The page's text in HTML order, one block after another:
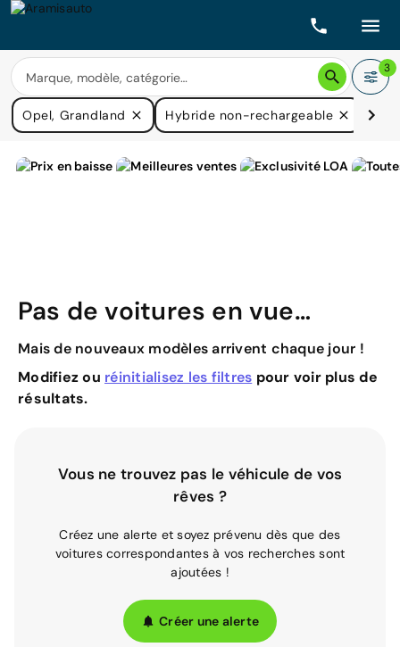
3
Opel, Grandland Hybride non-rechargeable Prix
Pas de voitures en vue…
Mais de nouveaux modèles arrivent chaque jour !
Modifiez ou réinitialisez les filtres pour voir plus de
résultats.
Vous ne trouvez pas le véhicule de vos
rêves ?
Créez une alerte et soyez prévenu dès que des
voitures correspondantes à vos recherches sont
ajoutées !
Créer une alerte